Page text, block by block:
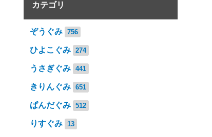
カテゴリ
ぞうぐみ 756
ひよこぐみ 274
うさぎぐみ 441
きりんぐみ 651
ぱんだぐみ 512
りすぐみ 13